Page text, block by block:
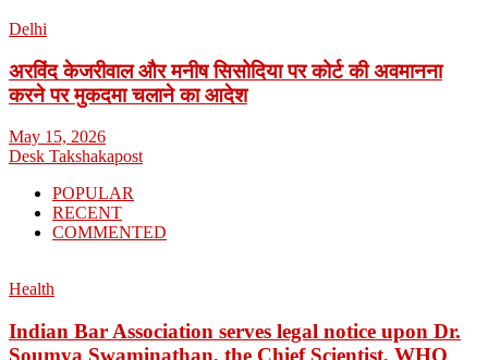
Delhi
अरविंद केजरीवाल और मनीष सिसोदिया पर कोर्ट की अवमानना
करने पर मुकदमा चलाने का आदेश
May 15, 2026
Desk Takshakapost
POPULAR
RECENT
COMMENTED
Health
Indian Bar Association serves legal notice upon Dr.
Soumya Swaminathan, the Chief Scientist, WHO